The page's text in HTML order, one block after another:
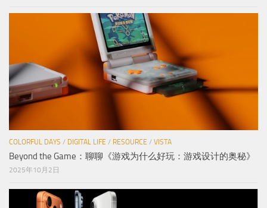
COLORFUL DAYS / DIGITAL LIFE / RESOURCE / VISTA
Beyond the Game：聊聊《游戏为什么好玩：游戏设计的奥秘》
2025年10月2日